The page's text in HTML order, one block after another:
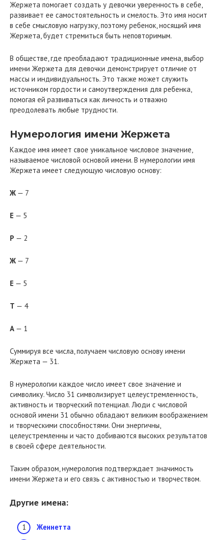
Жержета помогает создать у девочки уверенность в себе,
развивает ее самостоятельность и смелость. Это имя носит
в себе смысловую нагрузку, поэтому ребенок, носящий имя
Жержета, будет стремиться быть неповторимым.
В обществе, где преобладают традиционные имена, выбор
имени Жержета для девочки демонстрирует отличие от
массы и индивидуальность. Это также может служить
источником гордости и самоутверждения для ребенка,
помогая ей развиваться как личность и отважно
преодолевать любые трудности.
Нумерология имени Жержета
Каждое имя имеет свое уникальное числовое значение,
называемое числовой основой имени. В нумерологии имя
Жержета имеет следующую числовую основу:
Ж — 7
Е — 5
Р — 2
Ж — 7
Е — 5
Т — 4
А — 1
Суммируя все числа, получаем числовую основу имени
Жержета — 31.
В нумерологии каждое число имеет свое значение и
символику. Число 31 символизирует целеустремленность,
активность и творческий потенциал. Люди с числовой
основой имени 31 обычно обладают великим воображением
и творческими способностями. Они энергичны,
целеустремленны и часто добиваются высоких результатов
в своей сфере деятельности.
Таким образом, нумерология подтверждает значимость
имени Жержета и его связь с активностью и творчеством.
Другие имена:
Женнетта